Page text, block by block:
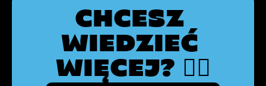
CHCESZ
WIEDZIEĆ
WIĘCEJ? 🕵️‍♂️